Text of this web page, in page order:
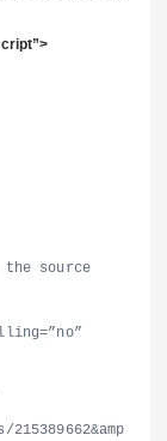
>
the source